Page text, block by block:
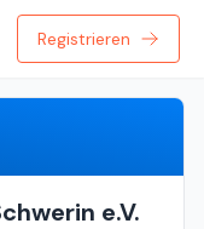
Registrieren
e.V.